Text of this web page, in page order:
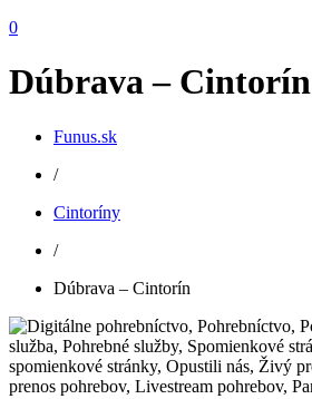
0
Dúbrava – Cintorín
Funus.sk
/
Cintoríny
/
Dúbrava – Cintorín